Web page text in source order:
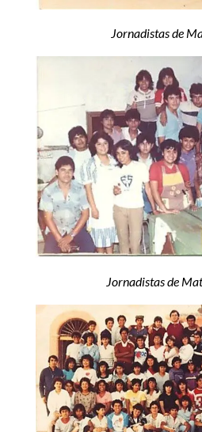
Jornadistas de
Jornadistas de